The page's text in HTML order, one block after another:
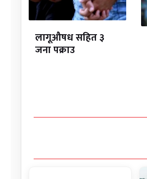
लागूऔषध सहित ३
जना पक्राउ